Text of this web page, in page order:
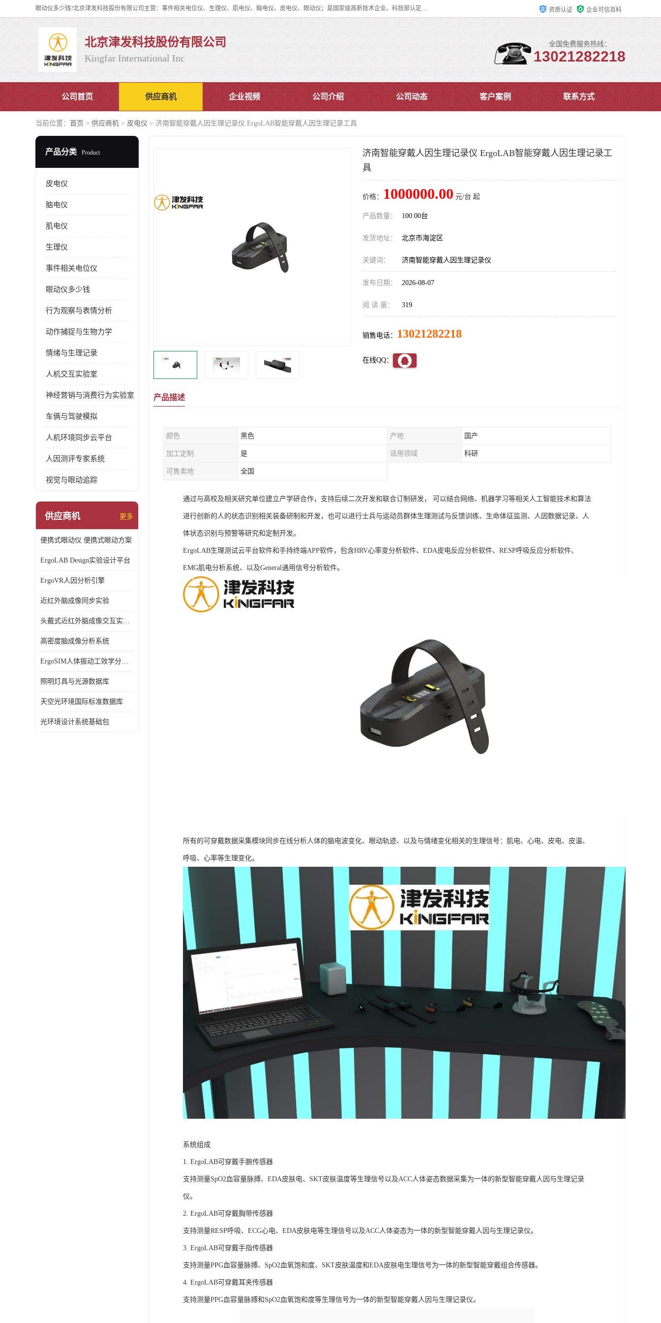
眼动仪多少钱?北京津发科技股份有限公司主营：事件相关电位仪、生理仪、肌电仪、脑电仪、皮电仪、眼动仪；是国家级高新技术企业、科技部认定的科技型中小企业和中关村高新技术企业，具备保密资格，具备自主进出口经营权；自主研发技术、产品与服务荣获多项省部级科学技术奖励、国家发明专利、国家软件著作权和省部级新技术新产品（服务）认证。 资质认证 企业可信百科
北京津发科技股份有限公司
Kingfar International Inc
全国免费服务热线：
13021282218
公司首页 供应商机 企业视频 公司介绍 公司动态 客户案例 联系方式
当前位置： 首页 > 供应商机 > 皮电仪 > 济南智能穿戴人因生理记录仪 ErgoLAB智能穿戴人因生理记录工具
产品分类 Product
皮电仪
脑电仪
肌电仪
生理仪
事件相关电位仪
眼动仪多少钱
行为观察与表情分析
动作捕捉与生物力学
情绪与生理记录
人机交互实验室
神经营销与消费行为实验室
车俩与驾驶模拟
人机环境同步云平台
人因测评专家系统
视觉与眼动追踪
供应商机 更多
便携式眼动仪 便携式眼动方案
ErgoLAB Design实验设计平台
ErgoVR人因分析引擎
近红外脑成像同步实验
头戴式近红外脑成像交互实验室
高密度脑成像分析系统
ErgoSIM人体振动工效学分析系统
照明灯具与光源数据库
天空光环境国际标准数据库
光环境设计系统基础包
济南智能穿戴人因生理记录仪 ErgoLAB智能穿戴人因生理记录工
具
价格： 1000000.00 元/台 起
产品数量： 100.00台
发货地址： 北京市海淀区
关键词： 济南智能穿戴人因生理记录仪
发布日期： 2026-08-07
阅 读 量： 319
销售电话： 13021282218
在线QQ：
产品描述
颜色 黑色 产地 国产
加工定制 是 适用领域 科研
可售卖地 全国
通过与高校及相关研究单位建立产学研合作，支持后续二次开发和联合订制研发， 可以结合网络、机器学习等相关人工智能技术和算法
进行创新的人的状态识别相关装备研制和开发，也可以进行士兵与运动员群体生理测试与反馈训练、生命体征监测、人因数据记录、人
体状态识别与预警等研究和定制开发。
ErgoLAB生理测试云平台软件和手持终端APP软件，包含HRV心率变分析软件、EDA皮电反应分析软件、RESP呼吸反应分析软件、
EMG肌电分析系统、以及General通用信号分析软件。
所有的可穿戴数据采集模块同步在线分析人体的脑电波变化、眼动轨迹、以及与情绪变化相关的生理信号：肌电、心电、皮电、皮温、
呼吸、心率等生理变化。
系统组成
1. ErgoLAB可穿戴手腕传感器
支持测量SpO2血容量脉搏、EDA皮肤电、SKT皮肤温度等生理信号以及ACC人体姿态数据采集为一体的新型智能穿戴人因与生理记录
仪。
2. ErgoLAB可穿戴胸带传感器
支持测量RESP呼吸、ECG心电、EDA皮肤电等生理信号以及ACC人体姿态为一体的新型智能穿戴人因与生理记录仪。
3. ErgoLAB可穿戴手指传感器
支持测量PPG血容量脉搏、SpO2血氧饱和度、SKT皮肤温度和EDA皮肤电生理信号为一体的新型智能穿戴组合传感器。
4. ErgoLAB可穿戴耳夹传感器
支持测量PPG血容量脉搏和SpO2血氧饱和度等生理信号为一体的新型智能穿戴人因与生理记录仪。